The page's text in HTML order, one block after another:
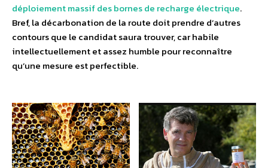
déploiement massif des bornes de recharge électrique.
Bref, la décarbonation de la route doit prendre d’autres
contours que le candidat saura trouver, car habile
intellectuellement et assez humble pour reconnaître
qu’une mesure est perfectible.